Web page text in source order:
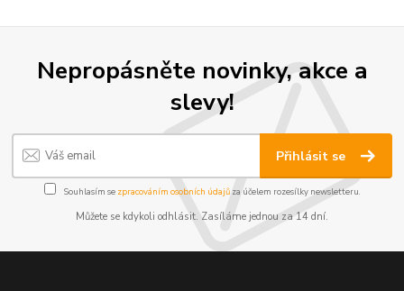
Nepropásněte novinky, akce a
slevy!
Přihlásit se
Souhlasím se zpracováním osobních údajůza účelem rozesílky newsletteru.
Můžete se kdykoli odhlásit. Zasíláme jednou za 14 dní.